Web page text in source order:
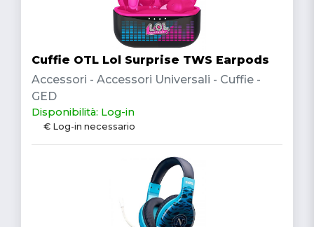
Cuffie OTL Lol Surprise TWS Earpods
Accessori - Accessori Universali - Cuffie -
GED
Disponibilità: Log-in
€ Log-in necessario